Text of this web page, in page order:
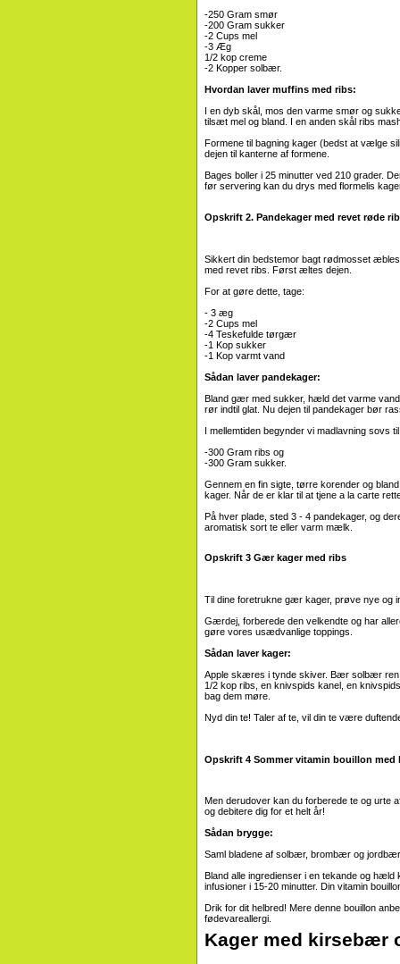
-250 Gram smør
-200 Gram sukker
-2 Cups mel
-3 Æg
1/2 kop creme
-2 Kopper solbær.
Hvordan laver muffins med ribs:
I en dyb skål, mos den varme smør og
tilsæt mel og bland. I en anden skål ribs
Formene til bagning kager (bedst at vælge
dejen til kanterne af formene.
Bages boller i 25 minutter ved 210 grader.
før servering kan du drys med flormelis
Opskrift 2. Pandekager med revet røde
Sikkert din bedstemor bagt rødmosset
med revet ribs. Først æltes dejen.
For at gøre dette, tage:
- 3 æg
-2 Cups mel
-4 Teskefulde tørgær
-1 Kop sukker
-1 Kop varmt vand
Sådan laver pandekager:
Bland gær med sukker, hæld det varme
rør indtil glat. Nu dejen til pandekager bør
I mellemtiden begynder vi madlavning sovs
-300 Gram ribs og
-300 Gram sukker.
Gennem en fin sigte, tørre korender og
kager. Når de er klar til at tjene a la carte
På hver plade, sted 3 - 4 pandekager, og
aromatisk sort te eller varm mælk.
Opskrift 3 Gær kager med ribs
Til dine foretrukne gær kager, prøve nye og
Gærdej, forberede den velkendte og har
gøre vores usædvanlige toppings.
Sådan laver kager:
Apple skæres i tynde skiver. Bær solbær ren
1/2 kop ribs, en knivspids kanel, en
bag dem møre.
Nyd din te! Taler af te, vil din te være
Opskrift 4 Sommer vitamin bouillon med
Men derudover kan du forberede te og urte
og debitere dig for et helt år!
Sådan brygge:
Saml bladene af solbær, brombær og
Bland alle ingredienser i en tekande og
infusioner i 15-20 minutter. Din vitamin
Drik for dit helbred! Mere denne bouillon
fødevareallergi.
Kager med kirsebær